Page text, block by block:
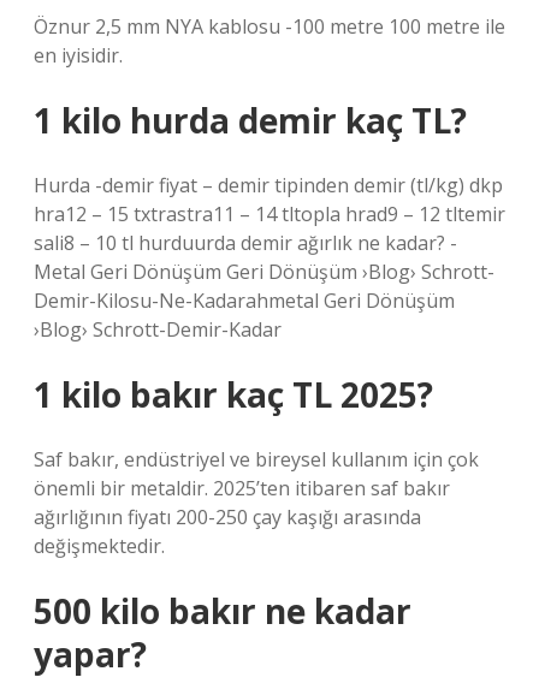
Öznur 2,5 mm NYA kablosu -100 metre 100 metre ile
en iyisidir.
1 kilo hurda demir kaç TL?
Hurda -demir fiyat – demir tipinden demir (tl/kg) dkp
hra12 – 15 txtrastra11 – 14 tltopla hrad9 – 12 tltemir
sali8 – 10 tl hurduurda demir ağırlık ne kadar? -
Metal Geri Dönüşüm Geri Dönüşüm ›Blog› Schrott-
Demir-Kilosu-Ne-Kadarahmetal Geri Dönüşüm
›Blog› Schrott-Demir-Kadar
1 kilo bakır kaç TL 2025?
Saf bakır, endüstriyel ve bireysel kullanım için çok
önemli bir metaldir. 2025’ten itibaren saf bakır
ağırlığının fiyatı 200-250 çay kaşığı arasında
değişmektedir.
500 kilo bakır ne kadar
yapar?